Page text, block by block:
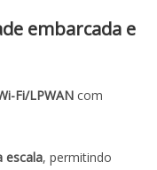
embarcada e
Fi/LPWAN com
escala, permitindo